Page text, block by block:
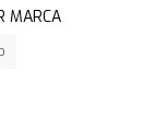
MARCA